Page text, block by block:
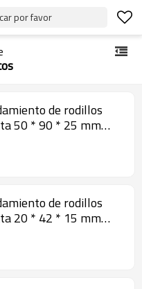
por favor
de rodillos
50 * 90 * 25 mm
de rodillos
20 * 42 * 15 mm